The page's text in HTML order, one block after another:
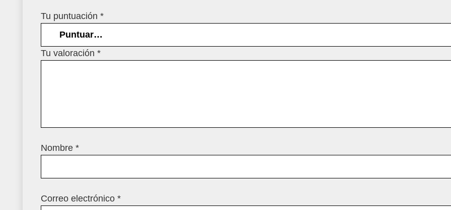
Tu puntuación *
Tu valoración *
Nombre *
Correo electrónico *